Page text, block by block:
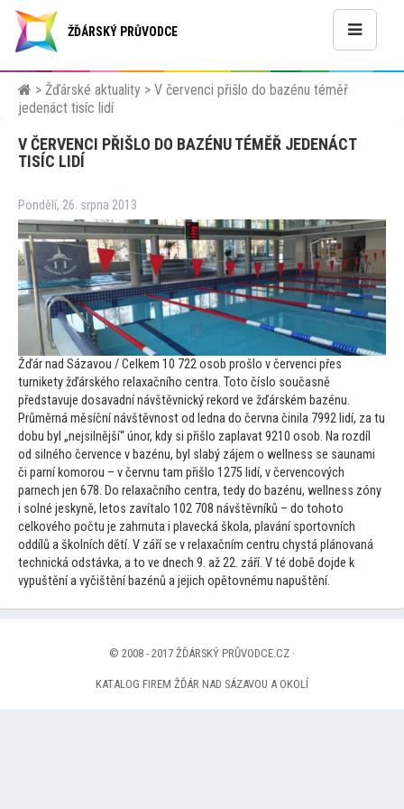
ŽĎÁRSKÝ PRŮVODCE
> Žďárské aktuality > V červenci přišlo do bazénu téměř
jedenáct tisíc lidí
V ČERVENCI PŘIŠLO DO BAZÉNU TÉMĚŘ JEDENÁCT
TISÍC LIDÍ
Pondělí, 26. srpna 2013
Žďár nad Sázavou / Celkem 10 722 osob prošlo v červenci přes
turnikety žďárského relaxačního centra. Toto číslo současně
představuje dosavadní návštěvnický rekord ve žďárském bazénu.
Průměrná měsíční návštěvnost od ledna do června činila 7992 lidí, za tu
dobu byl „nejsilnější“ únor, kdy si přišlo zaplavat 9210 osob. Na rozdíl
od silného července v bazénu, byl slabý zájem o wellness se saunami
či parní komorou – v červnu tam přišlo 1275 lidí, v červencových
parnech jen 678. Do relaxačního centra, tedy do bazénu, wellness zóny
i solné jeskyně, letos zavítalo 102 708 návštěvníků – do tohoto
celkového počtu je zahrnuta i plavecká škola, plavání sportovních
oddílů a školních dětí. V září se v relaxačním centru chystá plánovaná
technická odstávka, ato ve dnech 9. až 22. září. V té době dojde k
vypuštění a vyčištění bazénů a jejich opětovnému napuštění.
© 2008 - 2017 ŽĎÁRSKÝ PRŮVODCE.CZ ·
KATALOG FIREM ŽĎÁR NAD SÁZAVOU A OKOLÍ